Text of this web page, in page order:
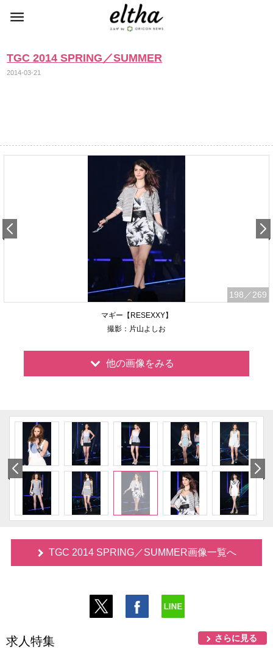
TGC 2014 SPRING／SUMMER
2014-03-21
198 ／269
マギー【RESEXXY】
撮影：片山よしお
他の画像をみる
TGC 2014 SPRING／SUMMER画像一覧へ
求人特集 さらに見る